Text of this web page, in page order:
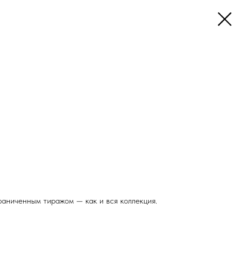
тиражом — как и вся коллекция.